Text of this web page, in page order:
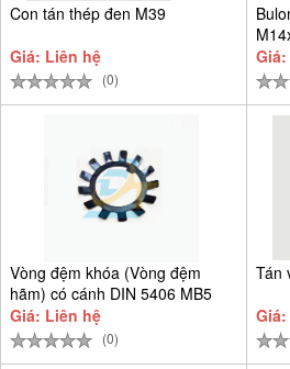
Con tán thép đen M39
Giá: Liên hệ
(0)
Vòng đệm khóa (Vòng đệm
hãm) có cánh DIN 5406 MB5
D25
Giá: Liên hệ
(0)
Tán